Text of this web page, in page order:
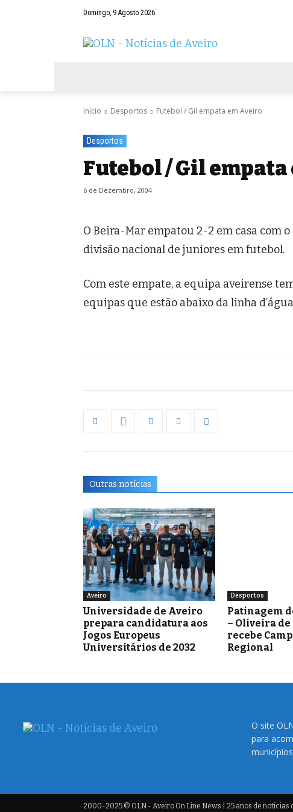
Domingo, 9 Agosto 2026
Início Desportos Futebol / Gil empata em Aveiro
Desportos
Futebol / Gil
6 de Dezembro, 2004
O Beira-Mar empatou 2-2 em casa com
divisão nacional de juniores em futebol.
Com este empate, a equipa aveirense
equipas que estão abaixo da linha
Outras notícias
Aveiro
Universidade de Aveiro
prepara candidatura aos
Jogos Europeus
Universitários de 2032
Desportos
Patinagem
– Oliveira
recebe
Regional
O site
para
2000-2025 © OLN - Aveiro On Line News | 25 anos de notícias